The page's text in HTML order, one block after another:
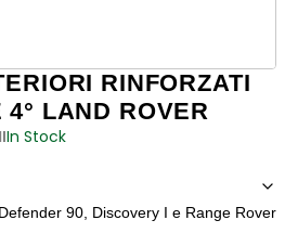
RINFORZATI
4° LAND ROVER
In Stock
90, Discovery I e Range Rover